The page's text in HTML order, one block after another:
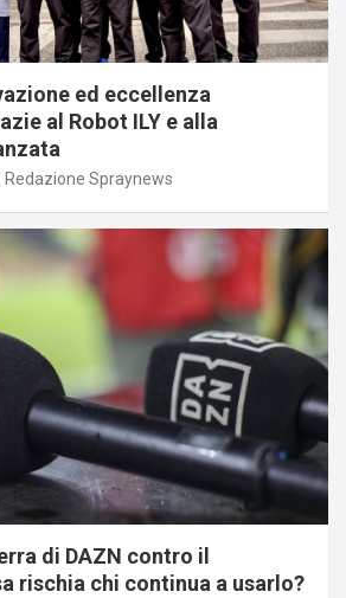
ed eccellenza
al Robot ILY e alla
Redazione Spraynews
di DAZN contro il
rischia chi continua a usarlo?